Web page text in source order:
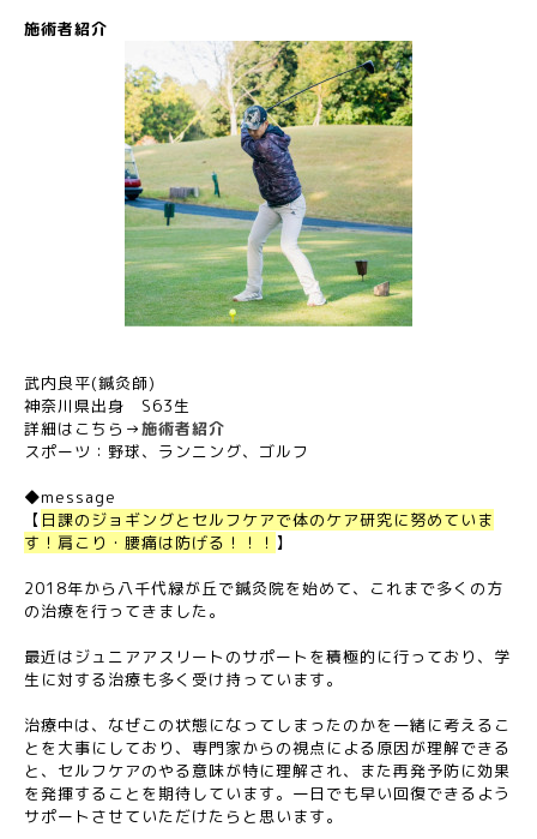
施術者紹介
武内良平(鍼灸師)
神奈川県出身 S63生
詳細はこちら→施術者紹介
スポーツ：野球、ランニング、ゴルフ
◆message
【 日課のジョギングとセルフケアで体のケア研究に努めていま
す！肩こり・腰痛は防げる！！！ 】
2018年から八千代緑が丘で鍼灸院を始めて、これまで多くの方
の治療を行ってきました。
最近はジュニアアスリートのサポートを積極的に行っており、学
生に対する治療も多く受け持っています。
治療中は、なぜこの状態になってしまったのかを一緒に考えるこ
とを大事にしており、専門家からの視点による原因が理解できる
と、セルフケアのやる意味が特に理解され、また再発予防に効果
を発揮することを期待しています。一日でも早い回復できるよう
サポートさせていただけたらと思います。